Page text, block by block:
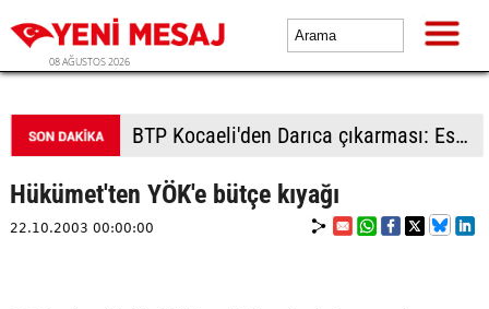
08 AĞUSTOS 2026
BTP Kocaeli'den Darıca çıkarması: Esnaf ve derneklerden yoğun ilgi
Hükümet'ten YÖK'e bütçe kıyağı
22.10.2003 00:00:00